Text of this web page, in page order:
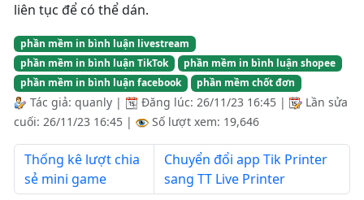
liên tục để có thể dán.
phần mềm in bình luận livestream
phần mềm in bình luận TikTok
phần mềm in bình luận shopee
phần mềm in bình luận facebook
phần mềm chốt đơn
Tác giả: quanly | Đăng lúc: 26/11/23 16:45 |
Lần sửa
cuối: 26/11/23 16:45 | Số lượt xem: 19,646
Thống kê lượt chia
sẻ mini game
Chuyển đổi app Tik Printer
sang TT Live Printer